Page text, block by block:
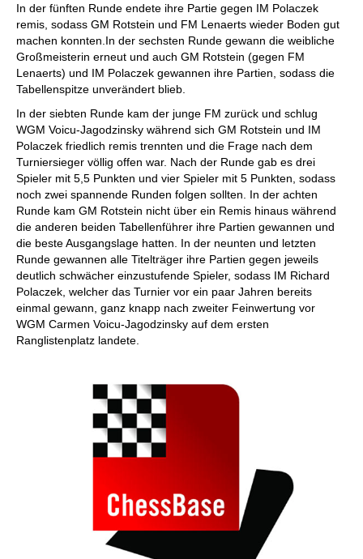
In der fünften Runde endete ihre Partie gegen IM Polaczek
remis, sodass GM Rotstein und FM Lenaerts wieder Boden gut
machen konnten.In der sechsten Runde gewann die weibliche
Großmeisterin erneut und auch GM Rotstein (gegen FM
Lenaerts) und IM Polaczek gewannen ihre Partien, sodass die
Tabellenspitze unverändert blieb.
In der siebten Runde kam der junge FM zurück und schlug
WGM Voicu-Jagodzinsky während sich GM Rotstein und IM
Polaczek friedlich remis trennten und die Frage nach dem
Turniersieger völlig offen war. Nach der Runde gab es drei
Spieler mit 5,5 Punkten und vier Spieler mit 5 Punkten, sodass
noch zwei spannende Runden folgen sollten. In der achten
Runde kam GM Rotstein nicht über ein Remis hinaus während
die anderen beiden Tabellenführer ihre Partien gewannen und
die beste Ausgangslage hatten. In der neunten und letzten
Runde gewannen alle Titelträger ihre Partien gegen jeweils
deutlich schwächer einzustufende Spieler, sodass IM Richard
Polaczek, welcher das Turnier vor ein paar Jahren bereits
einmal gewann, ganz knapp nach zweiter Feinwertung vor
WGM Carmen Voicu-Jagodzinsky auf dem ersten
Ranglistenplatz landete.